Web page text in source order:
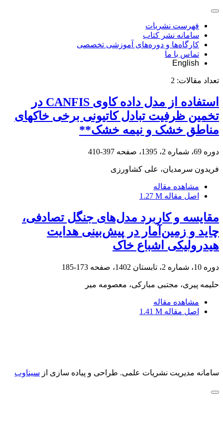
فهرست نشریات
سامانه نشر کتاب
کارگاه‌ها و دوره‌های آموزشی تخصصی
تماس با ما
English
تعداد مقالات: 2
استفاده از مدل داده کاوی CANFIS در
تخمین ظرفیت تبادل کاتیونی برخی خاک‏های
مناطق خشک و نیمه خشک**
دوره 69، شماره 2، 1395، صفحه 397-410
فریدون سرمدیان، علی کشاورزی
مشاهده مقاله
اصل مقاله 1.27 M
مقایسه و کاربرد مدل‌های جنگل تصادفی،
چاید و زمین‌آمار در پیش‌بینی هدایت
‏هیدرولیکی اشباع خاک
دوره 10، شماره 2، تابستان 1402، صفحه 173-185
حلیمه پیری، مجتبی مبارکی، معصومه میر
مشاهده مقاله
اصل مقاله 1.41 M
سامانه مدیریت نشریات علمی. طراحی و پیاده سازی از سیناوب